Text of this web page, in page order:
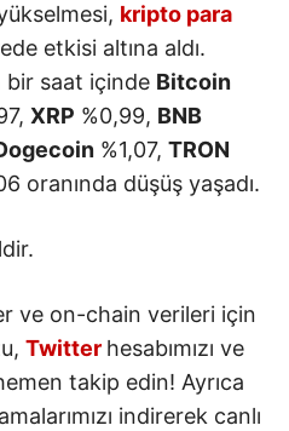
kripto para
etkisi altına aldı.
bir saat içinde Bitcoin
XRP %0,99, BNB
%1,07, TRON
oranında düşüş yaşadı.
ve on-chain verileri için
Twitter hesabımızı ve
takip edin! Ayrıca
indirerek canlı